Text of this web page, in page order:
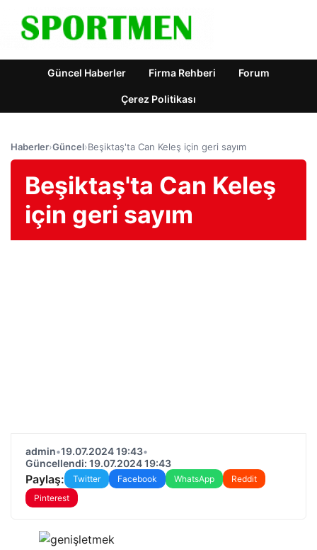
Güncel Haberler Firma Rehberi Forum
Çerez Politikası
Haberler›Güncel›Beşiktaş'ta Can Keleş için geri sayım
Beşiktaş'ta Can Keleş
için geri sayım
admin•19.07.2024 19:43•
Güncellendi: 19.07.2024 19:43
Paylaş: Twitter Facebook WhatsApp
Reddit
Pinterest